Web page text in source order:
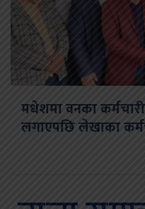
मधेशमा वनका
लगाएपछि लेखाका